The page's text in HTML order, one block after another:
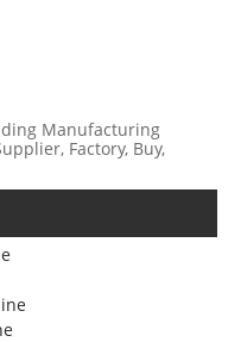
Manufacturing
Factory, Buy,